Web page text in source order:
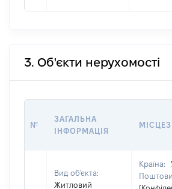
3. Об'єкти нерухомості
№
ЗАГАЛЬНА
ІНФОРМАЦІЯ
Вид об'єкта:
Житловий
Країна: